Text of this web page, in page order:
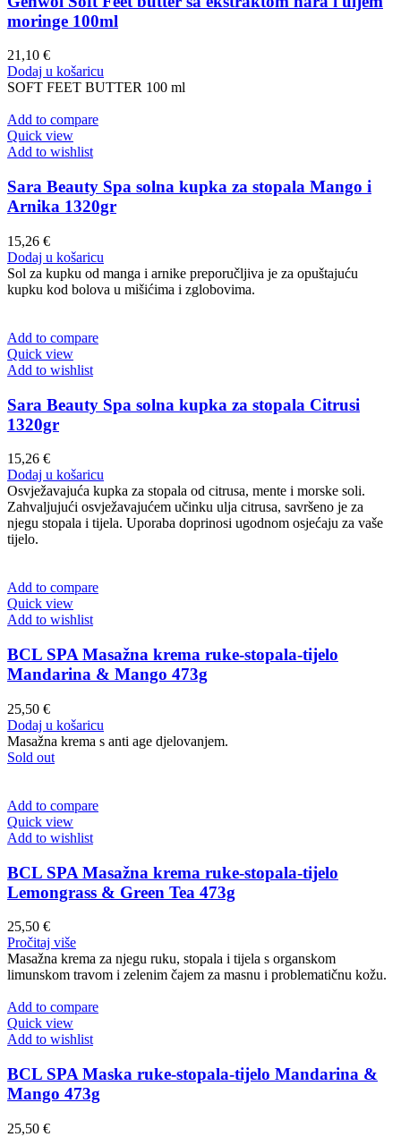
moringe 100ml
21,10 €
Dodaj u košaricu
SOFT FEET BUTTER 100 ml
Add to compare
Quick view
Add to wishlist
Sara Beauty Spa solna kupka za stopala Mango i
Arnika 1320gr
15,26 €
Dodaj u košaricu
Sol za kupku od manga i arnike preporučljiva je za opuštajuću
kupku kod bolova u mišićima i zglobovima.
Add to compare
Quick view
Add to wishlist
Sara Beauty Spa solna kupka za stopala Citrusi
1320gr
15,26 €
Dodaj u košaricu
Osvježavajuća kupka za stopala od citrusa, mente i morske soli.
Zahvaljujući osvježavajućem učinku ulja citrusa, savršeno je za
njegu stopala i tijela. Uporaba doprinosi ugodnom osjećaju za vaše
tijelo.
Add to compare
Quick view
Add to wishlist
BCL SPA Masažna krema ruke-stopala-tijelo
Mandarina & Mango 473g
25,50 €
Dodaj u košaricu
Masažna krema s anti age djelovanjem.
Sold out
Add to compare
Quick view
Add to wishlist
BCL SPA Masažna krema ruke-stopala-tijelo
Lemongrass & Green Tea 473g
25,50 €
Pročitaj više
Masažna krema za njegu ruku, stopala i tijela s organskom
limunskom travom i zelenim čajem za masnu i problematičnu kožu.
Add to compare
Quick view
Add to wishlist
BCL SPA Maska ruke-stopala-tijelo Mandarina &
Mango 473g
25,50 €